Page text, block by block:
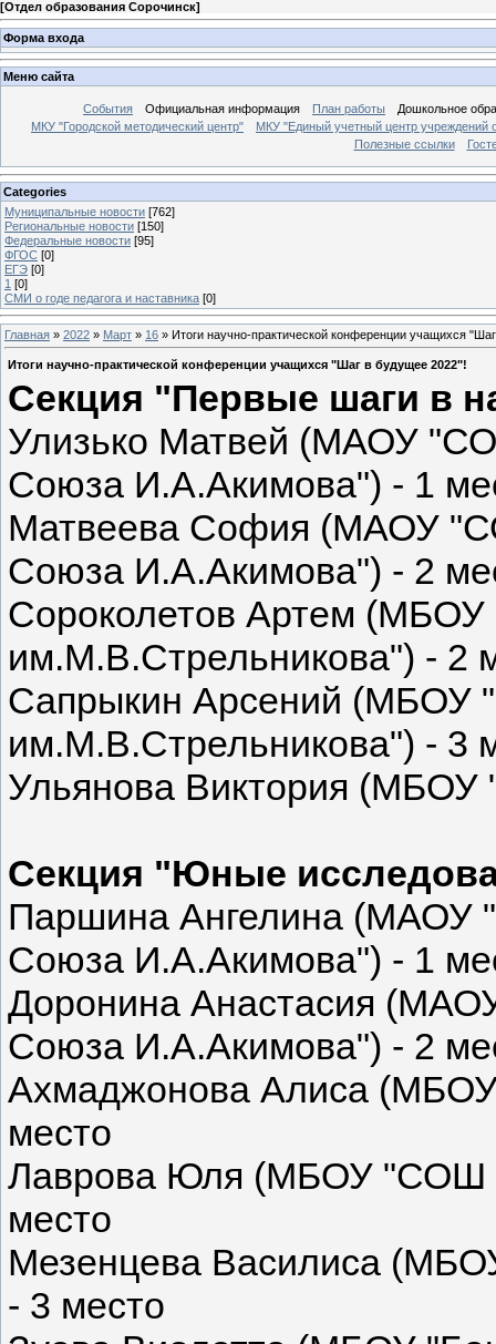
[Отдел образования Сорочинск]
Форма входа
Меню сайта
События Официальная информация План работы
Дошкольное
МКУ "Городской методический центр"
МКУ "Единый учетный центр учреждений
Полезные ссылки
Categories
Муниципальные новости [762]
Региональные новости [150]
Федеральные новости [95]
ФГОС [0]
ЕГЭ [0]
1 [0]
СМИ о годе педагога и наставника [0]
Главная » 2022 » Март » 16 » Итоги научно-практической конференции учащихся
Итоги научно-практической конференции учащихся "Шаг в будущее 2022"!
Секция "Первые шаги в
Улизько Матвей (МАОУ
Союза И.А.Акимова") - 1
Матвеева София (МАОУ
Союза И.А.Акимова") - 2
Сороколетов Артем
им.М.В.Стрельникова") - 2
Сапрыкин Арсений
им.М.В.Стрельникова") - 3
Ульянова Виктория
Секция "Юные
Паршина Ангелина (МАОУ
Союза И.А.Акимова") - 1
Доронина Анастасия
Союза И.А.Акимова") - 2
Ахмаджонова Алиса
место
Лаврова Юля (МБОУ "СОШ
место
Мезенцева Василиса
- 3 место